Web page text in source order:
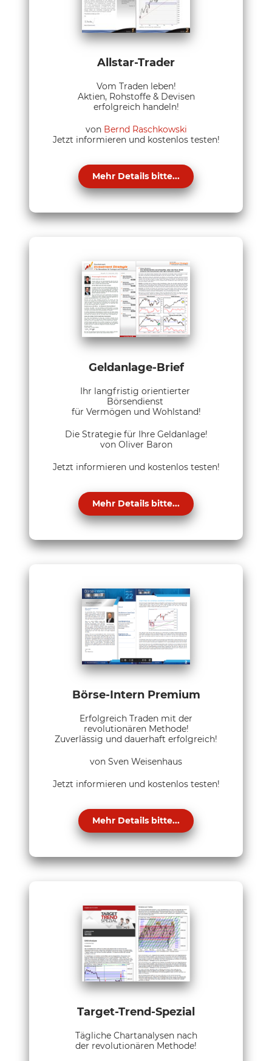
Allstar-Trader
Vom Traden leben!
Aktien, Rohstoffe & Devisen
erfolgreich handeln!
von Bernd Raschkowski
Jetzt informieren und kostenlos testen!
Mehr Details bitte...
Geldanlage-Brief
Ihr langfristig orientierter
Börsendienst
für Vermögen und Wohlstand!
Die Strategie für Ihre Geldanlage!
von Oliver Baron
Jetzt informieren und kostenlos testen!
Mehr Details bitte...
Börse-Intern Premium
Erfolgreich Traden mit der
revolutionären Methode!
Zuverlässig und dauerhaft erfolgreich!
von Sven Weisenhaus
Jetzt informieren und kostenlos testen!
Mehr Details bitte...
Target-Trend-Spezial
Tägliche Chartanalysen nach
der revolutionären Methode!